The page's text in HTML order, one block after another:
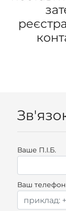
Ваше П.I.Б.
Ваш телефон